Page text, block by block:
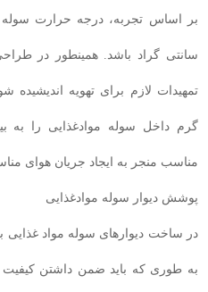
سانتی گراد باشد. همینطور در
تمهیدات لازم برای تهویه
گرم داخل سوله موادغذایی را به
مناسب منجر به ایجاد جریان هوای
پوشش دیوار سوله موادغذایی
در ساخت دیوارهای سوله مواد غذایی
به طوری که باید ضمن داشتن کیفیت